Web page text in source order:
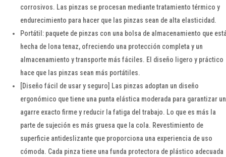
corrosivos. Las pinzas se procesan mediante tratamiento térmico y
endurecimiento para hacer que las pinzas sean de alta elasticidad.
Portátil: paquete de pinzas con una bolsa de almacenamiento que
hecha de lona tenaz, ofreciendo una protección completa y un
almacenamiento y transporte más fáciles. El diseño ligero y práctico
hace que las pinzas sean más portátiles.
[Diseño fácil de usar y seguro] Las pinzas adoptan un diseño
ergonómico que tiene una punta elástica moderada para garantizar un
agarre exacto firme y reducir la fatiga del trabajo. Lo que es más la
parte de sujeción es más gruesa que la cola. Revestimiento de
superficie antideslizante que proporciona una experiencia de uso
cómoda. Cada pinza tiene una funda protectora de plástico adecuada